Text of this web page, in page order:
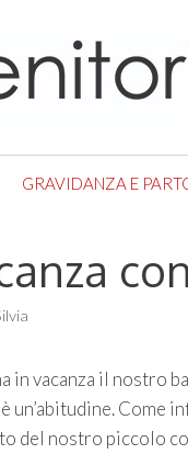
GRAVIDANZA E
in vacanza il nostro
un’abitudine. Come
del nostro piccolo